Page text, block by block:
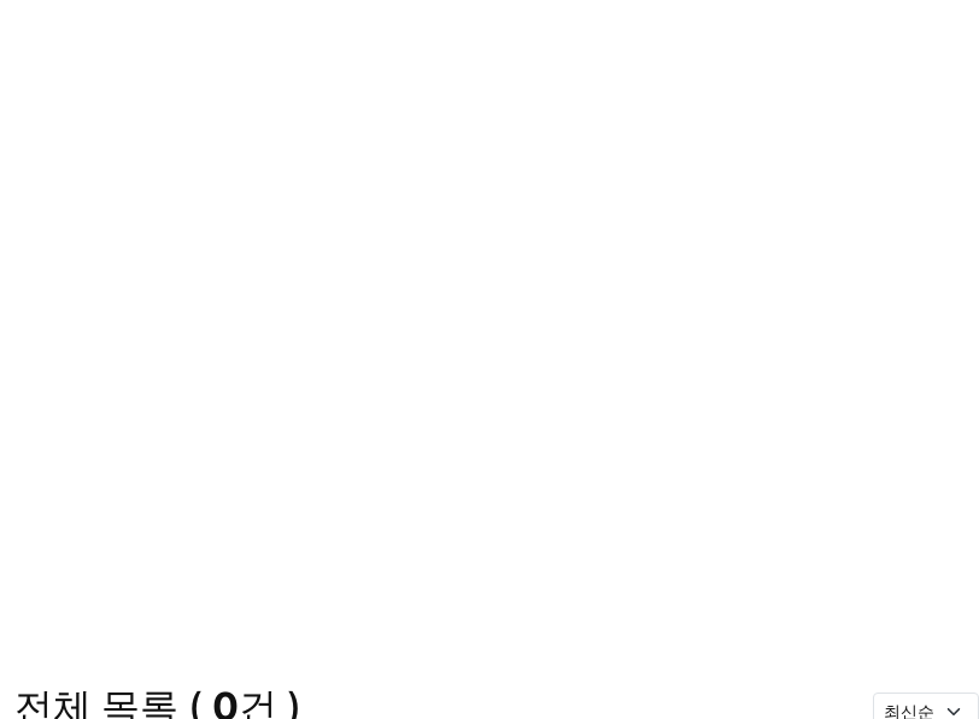
전체 목록 ( 0건 )